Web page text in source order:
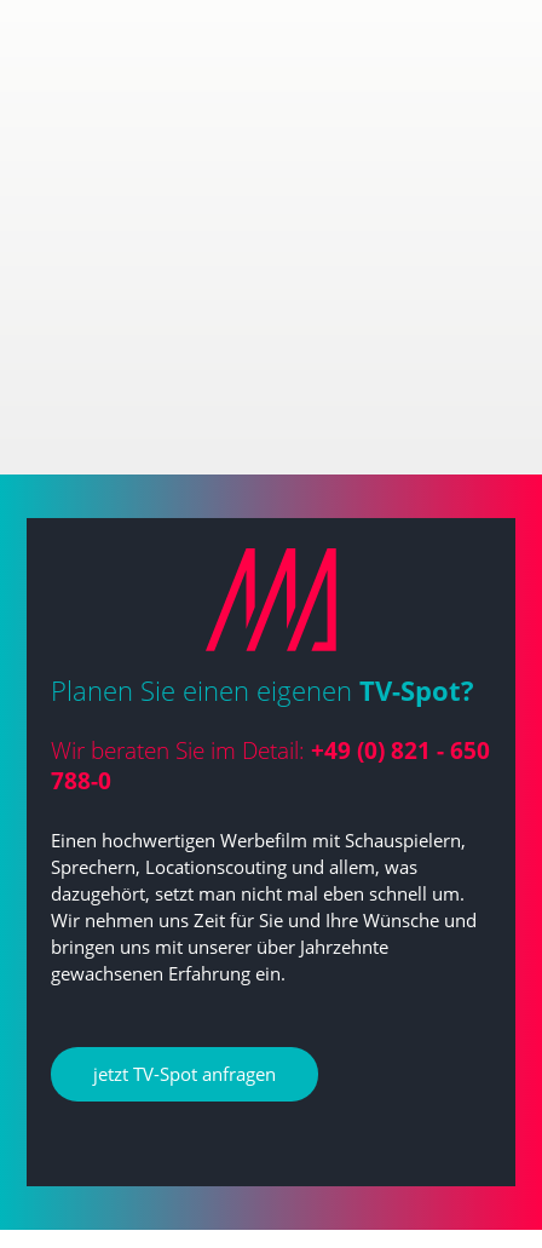
Planen Sie einen eigenenTV-Spot?
Wir beraten Sie im Detail:+49 (0) 821 - 650
788-0
Einen hochwertigen Werbefilm mit Schauspielern,
Sprechern, Locationscouting und allem, was
dazugehört, setzt man nicht mal eben schnell um.
Wir nehmen uns Zeit für Sie und Ihre Wünsche und
bringen uns mit unserer über Jahrzehnte
gewachsenen Erfahrung ein.
jetzt TV-Spot anfragen